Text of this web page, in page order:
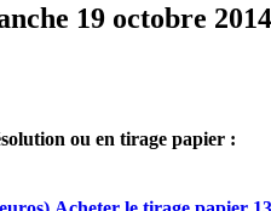
19 octobre 2014
ou en tirage papier :